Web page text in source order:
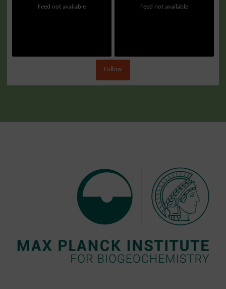
Feed not available Feed not available
Follow